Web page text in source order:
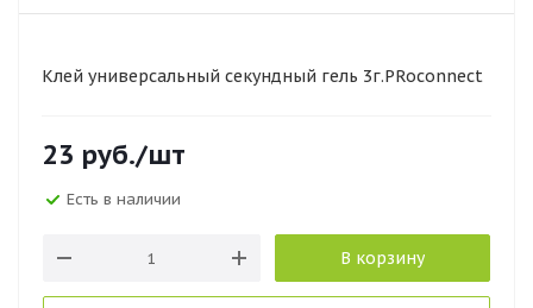
Клей универсальный секундный гель 3г.PRoconnect
23 руб./шт
Есть в наличии
В корзину